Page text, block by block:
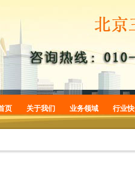
页 关于我们
企业简介
业务领域
商标服务
行业